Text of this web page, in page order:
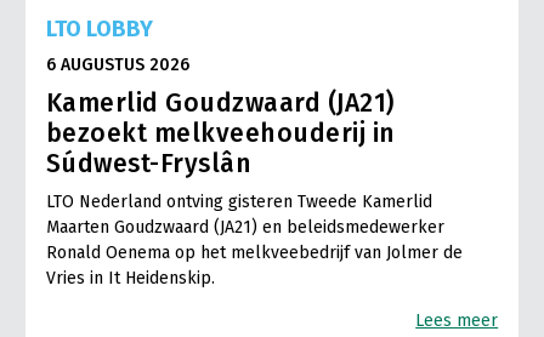
LTO LOBBY
6 AUGUSTUS 2026
Kamerlid Goudzwaard (JA21)
bezoekt melkveehouderij in
Súdwest-Fryslân
LTO Nederland ontving gisteren Tweede Kamerlid
Maarten Goudzwaard (JA21) en beleidsmedewerker
Ronald Oenema op het melkveebedrijf van Jolmer de
Vries in It Heidenskip.
Lees meer